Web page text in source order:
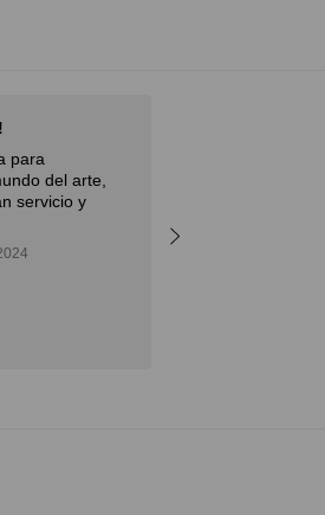
para
del arte,
servicio y